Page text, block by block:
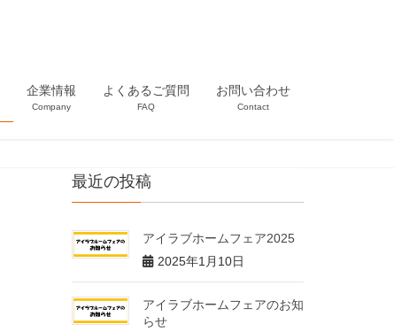
企業情報
Company
よくあるご質問
FAQ
お問い合わせ
Contact
最近の投稿
アイラブホームフェア2025
2025年1月10日
アイラブホームフェアのお知
らせ